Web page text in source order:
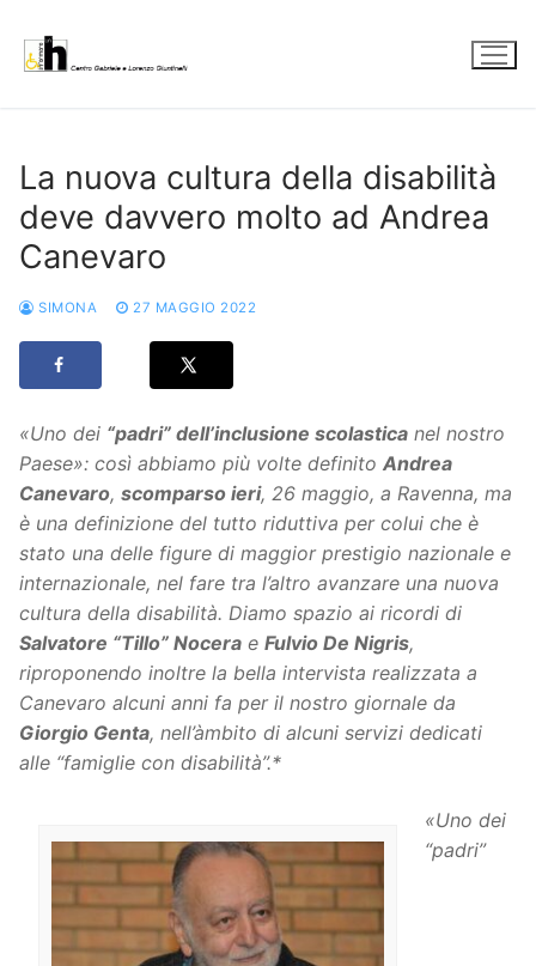
contenuto
La nuova cultura della disabilità
deve davvero molto ad Andrea
Canevaro
SIMONA 27 MAGGIO 2022
«Uno dei “padri” dell’inclusione scolastica nel nostro
Paese»: così abbiamo più volte definito Andrea
Canevaro, scomparso ieri, 26 maggio, a Ravenna, ma
è una definizione del tutto riduttiva per colui che è
stato una delle figure di maggior prestigio nazionale e
internazionale, nel fare tra l’altro avanzare una nuova
cultura della disabilità. Diamo spazio ai ricordi di
Salvatore “Tillo” Nocera e Fulvio De Nigris,
riproponendo inoltre la bella intervista realizzata a
Canevaro alcuni anni fa per il nostro giornale da
Giorgio Genta, nell’àmbito di alcuni servizi dedicati
alle “famiglie con disabilità”.*
«Uno dei
“padri”